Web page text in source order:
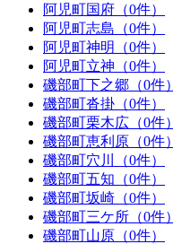
阿児町国府（0件）
阿児町志島（0件）
阿児町神明（0件）
阿児町立神（0件）
磯部町下之郷（0件）
磯部町沓掛（0件）
磯部町栗木広（0件）
磯部町恵利原（0件）
磯部町穴川（0件）
磯部町五知（0件）
磯部町坂崎（0件）
磯部町三ケ所（0件）
磯部町山原（0件）